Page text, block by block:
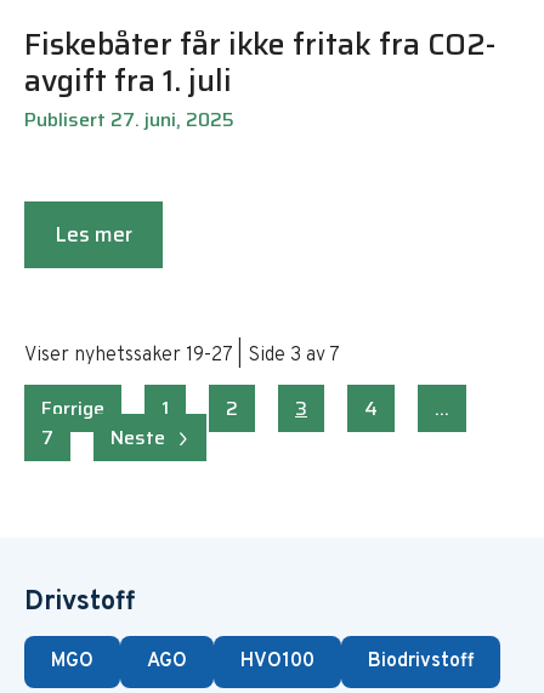
Fiskebåter får ikke fritak fra CO2-
avgift fra 1. juli
Publisert 27. juni, 2025
Les mer
Viser nyhetssaker 19-27 | Side 3 av 7
Sidepaginering
Forrige 1 2 3 4
…
7
Neste
Drivstoff
MGO AGO HVO100 Biodrivstoff